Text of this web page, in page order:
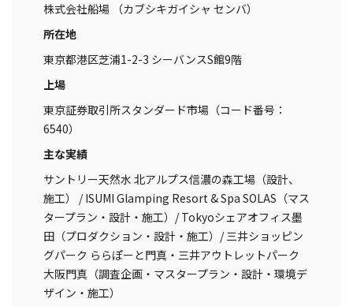
株式会社船場 （カブシキガイシャ センバ）
所在地
東京都港区芝浦1-2-3 シーバンスS館9階
上場
東京証券取引所スタンダード市場（コード番号：
6540）
主な実績
サントリー天然水 北アルプス信濃の森工場（設計、
施工） / ISUMI Glamping Resort & Spa SOLAS（マス
タープラン・設計・施工）/ Tokyoシェアオフィス墨
田（プロダクション・設計・施工）/ 三井ショッピン
グパーク ららぽーと門真・三井アウトレットパーク
大阪門真（調査企画・マスタープラン・設計・環境デ
ザイン・施工）